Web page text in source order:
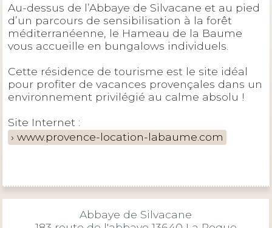
Au-dessus de l’Abbaye de Silvacane et au pied
d’un parcours de sensibilisation à la forêt
méditerranéenne, le Hameau de la Baume
vous accueille en bungalows individuels.
Cette résidence de tourisme est le site idéal
pour profiter de vacances provençales dans un
environnement privilégié au calme absolu !
Site Internet :
www.provence-location-labaume.com
Abbaye de Silvacane